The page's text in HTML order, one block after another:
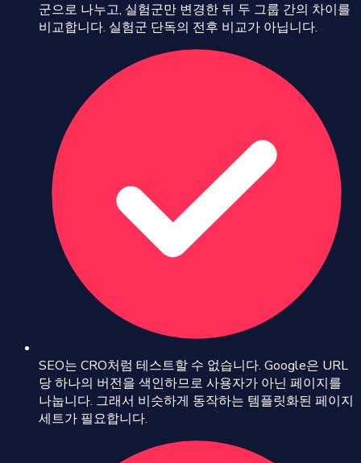
군으로 나누고, 실험군만 변경한 뒤 두 그룹 간의 차이를
비교합니다. 실험군 단독의 전후 비교가 아닙니다.
SEO는 CRO처럼 테스트할 수 없습니다. Google은 URL
당 하나의 버전을 색인하므로 사용자가 아닌 페이지를
나눕니다. 그래서 비슷하게 동작하는 템플릿화된 페이지
세트가 필요합니다.